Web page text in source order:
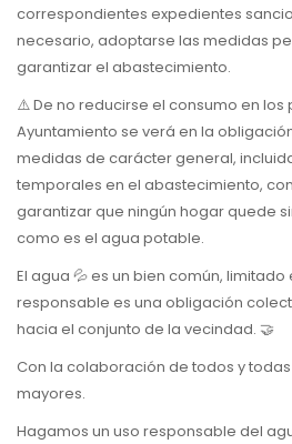
correspondientes expedientes
necesario, adoptarse las medidas
garantizar el abastecimiento.
⚠️ De no reducirse el consumo en los
Ayuntamiento se verá en la
medidas de carácter general,
temporales en el abastecimiento,
garantizar que ningún hogar quede
como es el agua potable.
El agua 💦 es un bien común,
responsable es una obligación
hacia el conjunto de la vecindad. 🤝
Con la colaboración de todos y
mayores.
Hagamos un uso responsable del